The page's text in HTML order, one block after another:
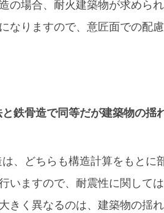
の場合、耐火建築物が求めら
なりますので、意匠面での配
鉄骨造で同等だが建築物の揺
、どちらも構造計算をもとに
いますので、耐震性に関して
きく異なるのは、建築物の揺